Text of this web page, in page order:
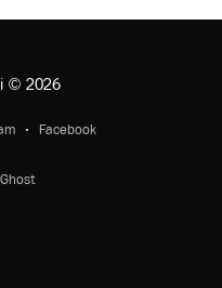
© 2026
Facebook